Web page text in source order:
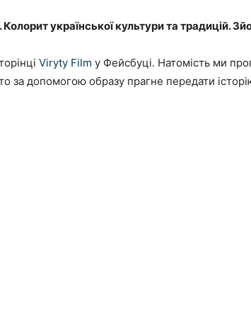
української культури та традицій.
Viryty Film у Фейсбуці. Натомість ми
за допомогою образу прагне передати